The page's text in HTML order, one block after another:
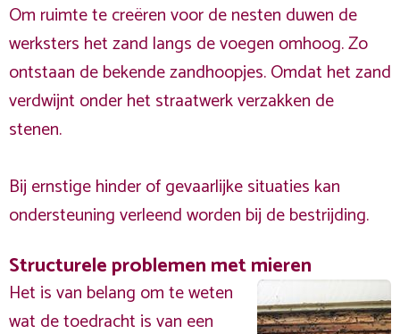
Om ruimte te creëren voor de nesten duwen de
werksters het zand langs de voegen omhoog. Zo
ontstaan de bekende zandhoopjes. Omdat het zand
verdwijnt onder het straatwerk verzakken de
stenen.
Bij ernstige hinder of gevaarlijke situaties kan
ondersteuning verleend worden bij de bestrijding.
Structurele problemen met mieren
Het is van belang om te weten
wat de toedracht is van een